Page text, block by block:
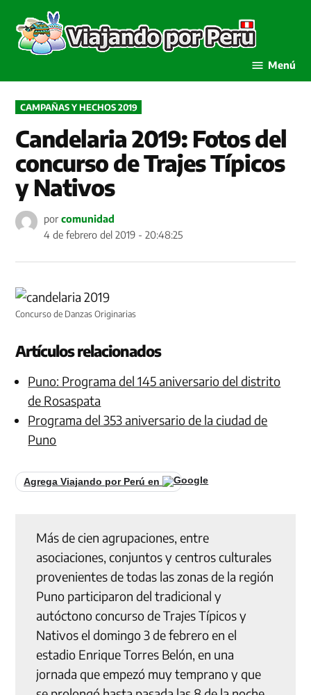
contenido
por
Menú
PUBLICADO
EN
CAMPAÑAS Y HECHOS 2019
Candelaria 2019: Fotos del
concurso de Trajes Típicos
y Nativos
por comunidad
4 de febrero del 2019 - 20:48:25
Concurso de Danzas Originarias
Artículos relacionados
Puno: Programa del 145 aniversario del distrito
de Rosaspata
Programa del 353 aniversario de la ciudad de
Puno
Agrega Viajando por Perú en
Más de cien agrupaciones, entre
asociaciones, conjuntos y centros culturales
provenientes de todas las zonas de la región
Puno participaron del tradicional y
autóctono concurso de Trajes Típicos y
Nativos el domingo 3 de febrero en el
estadio Enrique Torres Belón, en una
jornada que empezó muy temprano y que